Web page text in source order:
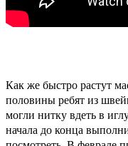
Как же быстро растут
половины ребят из
могли нитку вдеть в
начала до конца